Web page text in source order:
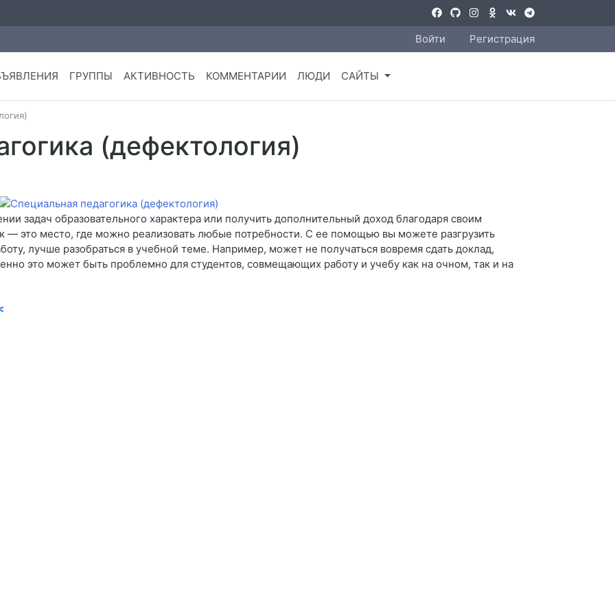
Войти Регистрация
ГРУППЫ АКТИВНОСТЬ КОММЕНТАРИИ ЛЮДИ САЙТЫ
(дефектология)
задач образовательного характера или получить дополнительный доход благодаря своим
— это место, где можно реализовать любые потребности. С ее помощью вы можете разгрузить
лучше разобраться в учебной теме. Например, может не получаться вовремя сдать доклад,
это может быть проблемно для студентов, совмещающих работу и учебу как на очном, так и на